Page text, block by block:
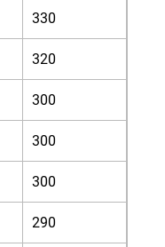
330
320
300
300
300
290